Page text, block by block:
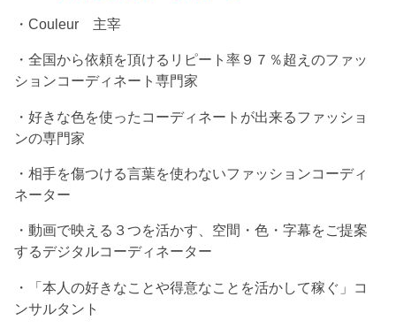
・Couleur 主宰
・全国から依頼を頂けるリピート率９７％超えのファッ
ションコーディネート専門家
・好きな色を使ったコーディネートが出来るファッショ
ンの専門家
・相手を傷つける言葉を使わないファッションコーディ
ネーター
・動画で映える３つを活かす、空間・色・字幕をご提案
するデジタルコーディネーター
・「本人の好きなことや得意なことを活かして稼ぐ」コ
ンサルタント